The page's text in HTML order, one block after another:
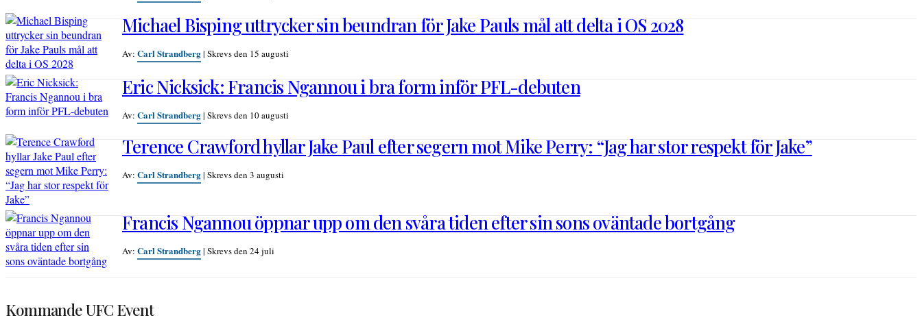
Michael Bisping uttrycker sin beundran för Jake Pauls mål att delta i OS 2028
Av: Carl Strandberg| Skrevs den 15 augusti
Eric Nicksick: Francis Ngannou i bra form inför PFL-debuten
Av: Carl Strandberg| Skrevs den 10 augusti
Terence Crawford hyllar Jake Paul efter segern mot Mike Perry: “Jag har stor respekt för Jake”
Av: Carl Strandberg| Skrevs den 3 augusti
Francis Ngannou öppnar upp om den svåra tiden efter sin sons oväntade bortgång
Av: Carl Strandberg| Skrevs den 24 juli
Kommande UFC Event